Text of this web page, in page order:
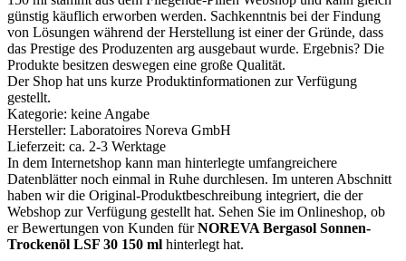
günstig käuflich erworben werden. Sachkenntnis bei der Findung
von Lösungen während der Herstellung ist einer der Gründe, dass
das Prestige des Produzenten arg ausgebaut wurde. Ergebnis? Die
Produkte besitzen deswegen eine große Qualität.
Der Shop hat uns kurze Produktinformationen zur Verfügung
gestellt.
Kategorie: keine Angabe
Hersteller: Laboratoires Noreva GmbH
Lieferzeit: ca. 2-3 Werktage
In dem Internetshop kann man hinterlegte umfangreichere
Datenblätter noch einmal in Ruhe durchlesen. Im unteren Abschnitt
haben wir die Original-Produktbeschreibung integriert, die der
Webshop zur Verfügung gestellt hat. Sehen Sie im Onlineshop, ob
er Bewertungen von Kunden fürNOREVA Bergasol Sonnen-
Trockenöl LSF 30 150 ml hinterlegt hat.